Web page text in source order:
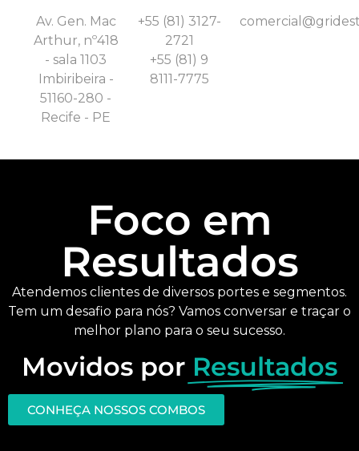
Av. Gen. Mac
Arthur, nº418
- sala 1103
Imbiribeira -
51160-280 -
Recife - PE
+55 (81) 3127-
2721
+55 (81) 9
8111-7775
Foco em
Resultados
Atendemos clientes de diversos portes e segmentos.
Tem um desafio para nós? Vamos conversar e traçar o
melhor plano para o seu sucesso.
Movidos por Resultados
CONHEÇA NOSSOS COMBOS